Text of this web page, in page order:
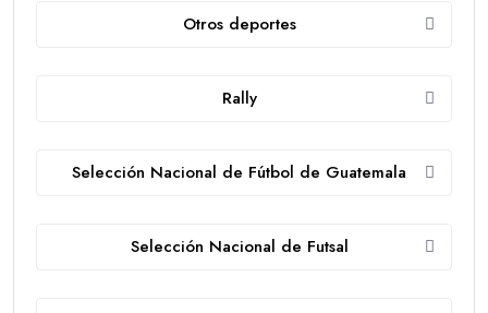
Otros deportes
Rally
Selección Nacional de Fútbol de Guatemala
Selección Nacional de Futsal